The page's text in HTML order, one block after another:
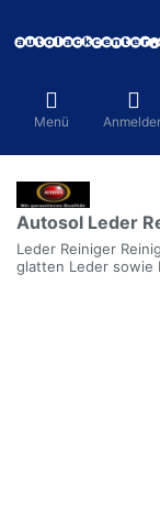
Menü
Autosol Leder
Leder Reiniger
glatten Leder sowie